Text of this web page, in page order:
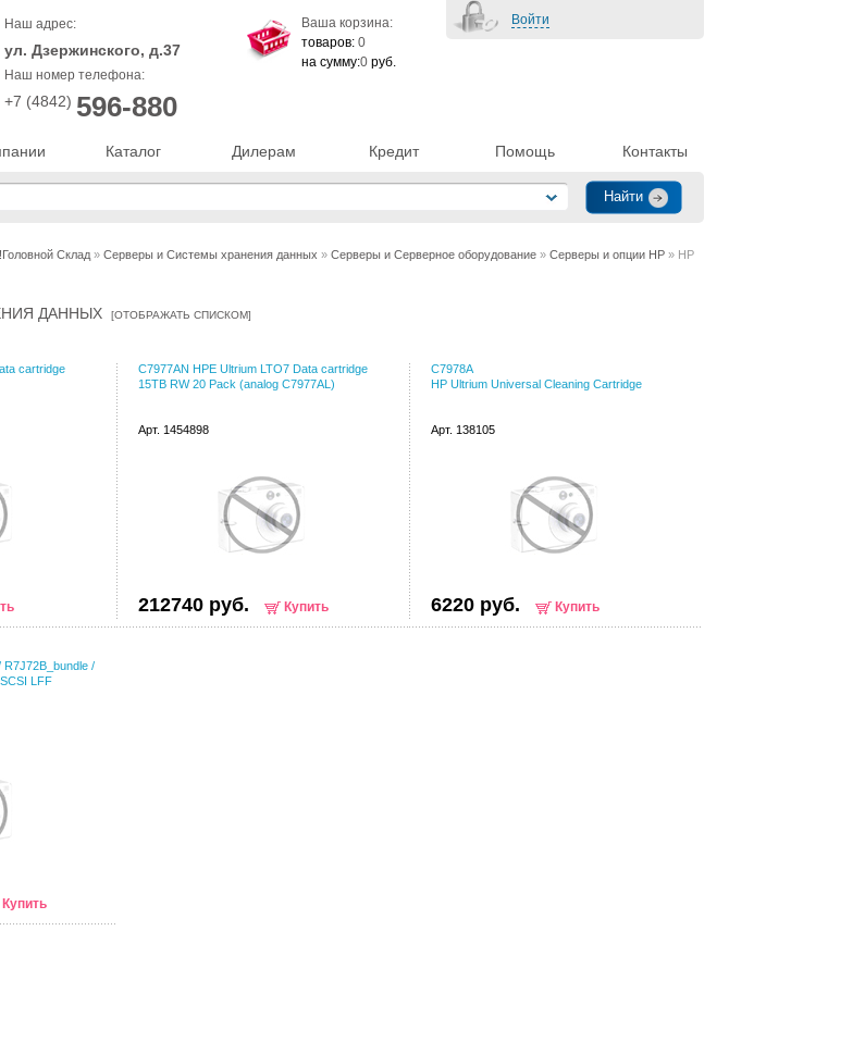
Каталог Дилерам Кредит Помощь Контакты
Наш адрес:
ул. Дзержинского, д.37
Наш номер телефона:
+7 (4842) 596-880
Войти
Ваша корзина:
товаров: 0
на сумму:0 руб.
!Головной Склад » Серверы и Системы хранения данных » Серверы и Серверное оборудование » Серверы и опции HP » HP
ДАННЫХ [ОТОБРАЖАТЬ СПИСКОМ]
cartridge
C7977AN HPE Ultrium LTO7 Data cartridge
15TB RW 20 Pack (analog C7977AL)
Арт. 1454898
212740 руб. Купить
C7978A
HP Ultrium Universal Cleaning Cartridge
Арт. 138105
6220 руб. Купить
/
LFF
Купить